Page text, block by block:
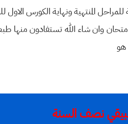
المنتهية ونهاية الكورس الاول
وان شاء الله تستفادون منها
هو